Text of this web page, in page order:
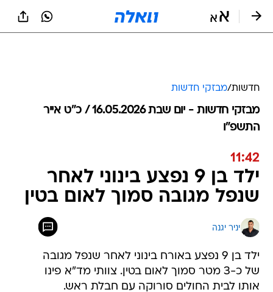
חדשות/מבזקי חדשות
מבזקי חדשות - יום שבת 16.05.2026 / כ״ט אייר
התשפ"ו
11:42
ילד בן 9 נפצע בינוני לאחר
שנפל מגובה סמוך לאום בטין
יניר יגנה
ילד בן 9 נפצע באורח בינוני לאחר שנפל מגובה
של כ-3 מטר סמוך לאום בטין. צוותי מד"א פינו
אותו לבית החולים סורוקה עם חבלת ראש.